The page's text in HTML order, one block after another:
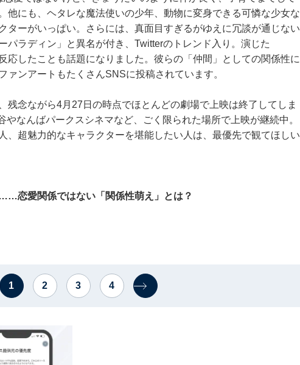
他にも、ヘタレな魔法使いの少年、動物に変身できる可憐な少女な
ターがいっぱい。さらには、真面目すぎるがゆえに冗談が通じない
パラディン」と異名が付き、Twitterのトレンド入り。演じた
応した ことも話題になりました。彼らの「仲間」としての関係性に
ァンアートもたくさんSNSに投稿されています。
残念ながら4月27日の時点でほとんどの劇場で上映は終了してしま
やなんばパークスシネマなど、ごく限られた場所で上映が継続中。
、超魅力的なキャラクターを堪能したい人は、最優先で観てほしい
恋愛関係ではない「関係性萌え」とは？
1 2 3 4